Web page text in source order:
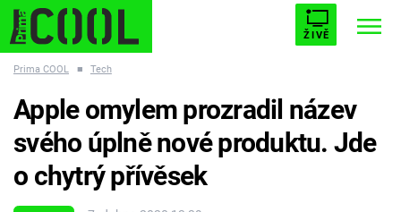
ŽIVĚ
ESCAPE PLNEJ KOTEL AVENGERS 5
Prima COOL ■ Tech
Apple omylem prozradil název
svého úplně nové produktu. Jde
o chytrý přívěsek